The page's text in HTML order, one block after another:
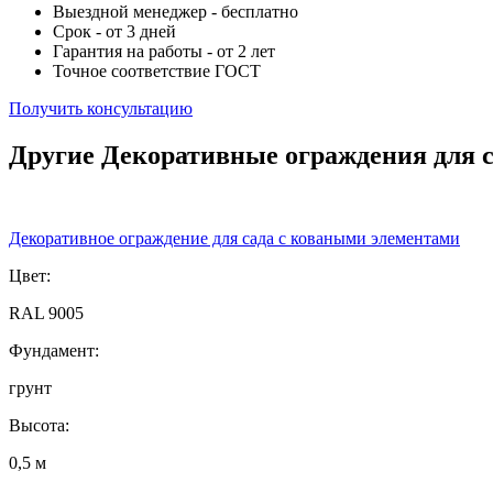
Выездной менеджер - бесплатно
Срок - от 3 дней
Гарантия на работы - от 2 лет
Точное соответствие ГОСТ
Получить консультацию
Другие Декоративные ограждения для
Декоративное ограждение для сада с коваными элементами
Цвет:
RAL 9005
Фундамент:
грунт
Высота:
0,5 м